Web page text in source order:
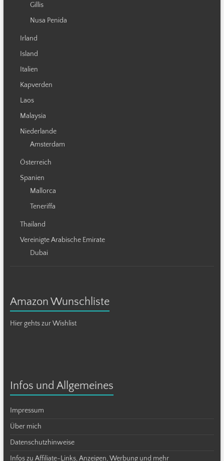
Gillis
Nusa Penida
Irland
Island
Italien
Kapverden
Laos
Malaysia
Niederlande
Amsterdam
Österreich
Spanien
Mallorca
Teneriffa
Thailand
Vereinigte Arabische Emirate
Dubai
Amazon Wunschliste
Hier gehts zur Wishlist
Infos und Allgemeines
Impressum
Über mich
Datenschutzhinweise
Infos zu Affiliate-Links, Anzeigen, Werbung und mehr